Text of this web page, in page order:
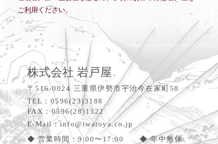
ご利用ください。
株式会社 岩戸屋
〒516-0024 三重県伊勢市宇治今在家町58
TEL：0596(23)3188
FAX：0596(28)1322
E-Mail：info@iwatoya.co.jp
◆ 営業時間：9:00〜17:00 ◆ 年中無休